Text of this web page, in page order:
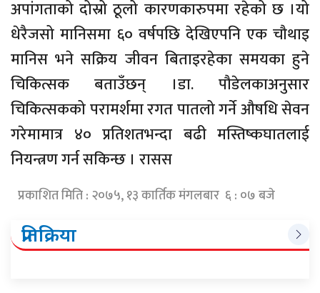
अपांगताको दोस्रो ठूलो कारणकारुपमा रहेको छ ।यो
धेरैजसो मानिसमा ६० वर्षपछि देखिएपनि एक चौथाइ
मानिस भने सक्रिय जीवन बिताइरहेका समयका हुने
चिकित्सक बताउँछन् ।डा. पौडेलकाअनुसार
चिकित्सकको परामर्शमा रगत पातलो गर्ने औषधि सेवन
गरेमामात्र ४० प्रतिशतभन्दा बढी मस्तिष्कघातलाई
नियन्त्रण गर्न सकिन्छ । रासस
प्रकाशित मिति : २०७५, १३ कार्तिक मंगलबार ६ : ०७ बजे
प्रतिक्रिया